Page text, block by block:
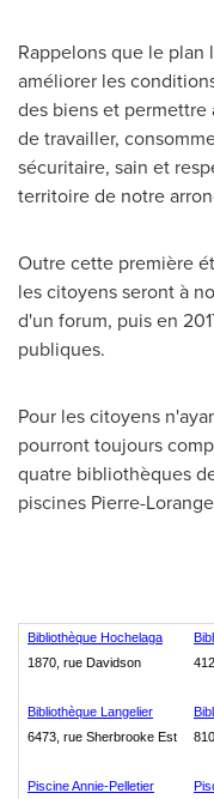
Rappelons que le
améliorer les
des biens et permettre
de travailler,
sécuritaire, sain et
territoire de notre
Outre cette première
les citoyens seront à
d'un forum, puis en
publiques.
Pour les citoyens
pourront toujours
quatre bibliothèques
piscines Pierre-
Bibliothèque Hochelaga
1870, rue Davidson
Bibliothèque Langelier
6473, rue Sherbrooke Est
Piscine Annie-Pelletier